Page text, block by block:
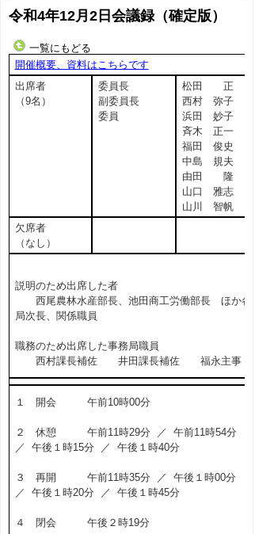
令和4年12月2日会議録（確定版）
一覧にもどる
開催概要、資料はこちらです
出席者
（9名）
委員長
副委員長
委員
松田 正
西村 弥子
浜田 妙子
斉木 正一
福田 俊史
中島 規夫
由田 隆
山口 雅志
山川 智帆
欠席者
（なし）
説明のため出席した者
西尾農林水産部長、池田商工労働部長 ほか各
局次長、関係職員
職務のため出席した事務局職員
西村課長補佐 井田課長補佐 福永主事
１ 開会 午前10時00分
２ 休憩 午前11時29分 ／ 午前11時54分
／ 午後１時15分 ／ 午後１時40分
３ 再開 午前11時35分 ／ 午後１時00分
／ 午後１時20分 ／ 午後１時45分
４ 閉会 午後２時19分